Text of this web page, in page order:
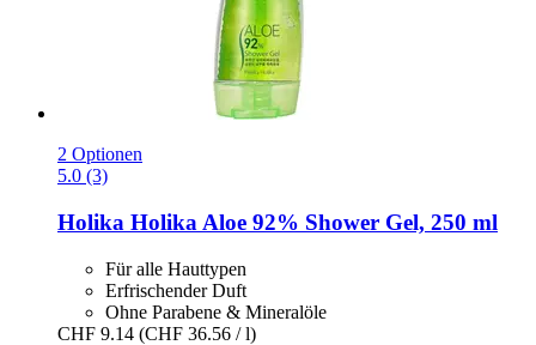
2 Optionen
5.0 (3)
Holika Holika Aloe 92% Shower Gel, 250 ml
Für alle Hauttypen
Erfrischender Duft
Ohne Parabene & Mineralöle
CHF 9.14 (CHF 36.56 / l)